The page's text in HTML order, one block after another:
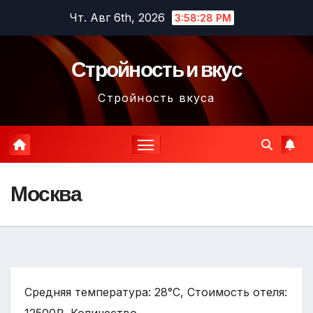
содержимому
Чт. Авг 6th, 2026 3:58:29 PM
Стройность и вкус
Стройность вкуса
Москва
Средняя температура: 28°C, Стоимость отеля: